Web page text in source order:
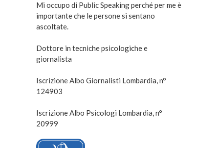
Mi occupo di Public Speaking perché per me è
importante che le persone si sentano
ascoltate.
Dottore in tecniche psicologiche e
giornalista
Iscrizione Albo Giornalisti Lombardia, n°
124903
Iscrizione Albo Psicologi Lombardia, n°
20999